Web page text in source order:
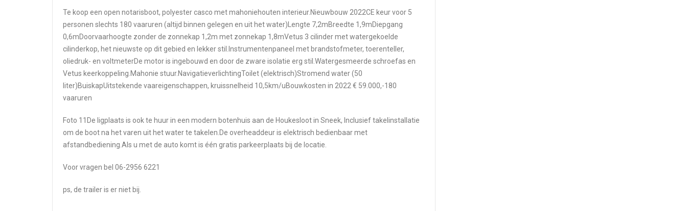
Te koop een open notarisboot, polyester casco met mahoniehouten interieur.Nieuwbouw 2022CE keur voor 5
personen slechts 180 vaaruren (altijd binnen gelegen en uit het water)Lengte 7,2mBreedte 1,9mDiepgang
0,6mDoorvaarhoogte zonder de zonnekap 1,2m met zonnekap 1,8mVetus 3 cilinder met watergekoelde
cilinderkop, het nieuwste op dit gebied en lekker stil.Instrumentenpaneel met brandstofmeter, toerenteller,
oliedruk- en voltmeterDe motor is ingebouwd en door de zware isolatie erg stil.Watergesmeerde schroefas en
Vetus keerkoppeling.Mahonie stuur.NavigatieverlichtingToilet (elektrisch)Stromend water (50
liter)BuiskapUitstekende vaareigenschappen, kruissnelheid 10,5km/uBouwkosten in 2022 € 59.000,-180
vaaruren
Foto 11De ligplaats is ook te huur in een modern botenhuis aan de Houkesloot in Sneek, Inclusief takelinstallatie
om de boot na het varen uit het water te takelen.De overheaddeur is elektrisch bedienbaar met
afstandbediening.Als u met de auto komt is één gratis parkeerplaats bij de locatie.
Voor vragen bel 06-2956 6221
ps, de trailer is er niet bij.